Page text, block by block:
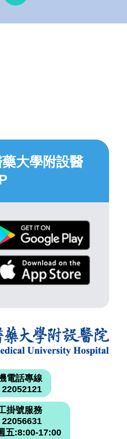
大學附設醫
電話專線
22052121
掛號服務
22056631
五:8:00-17:00